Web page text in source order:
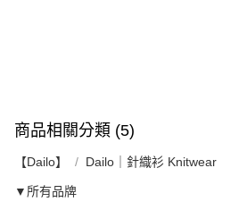
商品相關分類 (5)
【Dailo】 Dailo｜針織衫 Knitwear
▼所有品牌